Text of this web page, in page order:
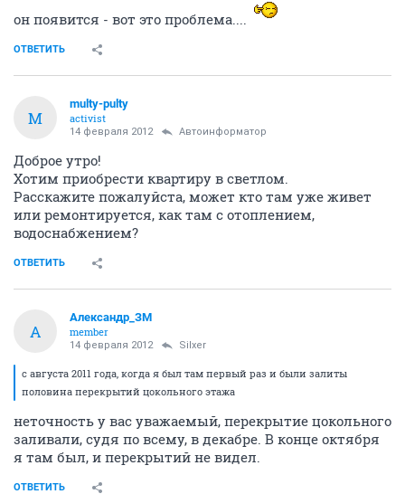
он появится - вот это проблема....
ОТВЕТИТЬ
M
multy-pulty
activist
14 февраля 2012 Автоинформатор
Доброе утро!
Хотим приобрести квартиру в светлом.
Расскажите пожалуйста, может кто там уже живет
или ремонтируется, как там с отоплением,
водоснабжением?
ОТВЕТИТЬ
А
Александр_ЗМ
member
14 февраля 2012 Silxer
с августа 2011 года, когда я был там первый раз и были залиты
половина перекрытий цокольного этажа
неточность у вас уважаемый, перекрытие цокольного
заливали, судя по всему, в декабре. В конце октября
я там был, и перекрытий не видел.
ОТВЕТИТЬ